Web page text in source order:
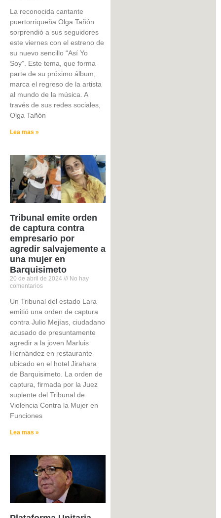
La reconocida cantante
puertorriqueña Olga Tañón
sorprendió a sus seguidores
este viernes con el estreno de
su nuevo sencillo “Así Yo
Soy”. Este tema, que forma
parte de su próximo álbum,
marca el regreso de la artista
al mundo de la música. A
través de sus redes sociales,
Olga Tañón
Lea mas »
Tribunal emite orden
de captura contra
empresario por
agredir salvajemente a
una mujer en
Barquisimeto
20 de abril de 2024
No hay
comentarios
Un Tribunal del estado Lara
emitió una orden de captura
contra Julio Mejías, ciudadano
acusado de presuntamente
agredir a la joven Marluis
Hernández en restaurante
ubicado en el hotel Jirahara
de Barquisimeto. La orden de
captura, firmada por la Juez
suplente del Tribunal de
Violencia Contra la Mujer en
Funciones
Lea mas »